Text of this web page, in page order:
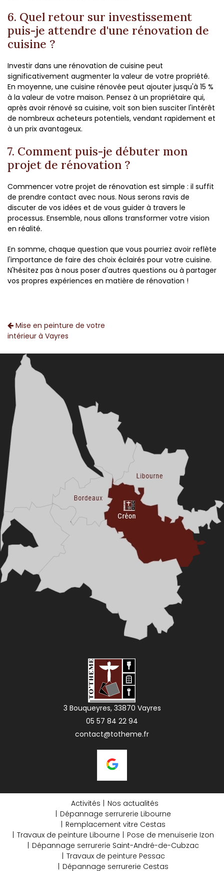
6. Quel retour sur investissement
puis-je attendre d'une rénovation de
cuisine ?
Investir dans une rénovation de cuisine peut
significativement augmenter la valeur de votre propriété.
En moyenne, une cuisine rénovée peut ajouter jusqu'à 15 %
à la valeur de votre maison. Pensez à un propriétaire qui,
après avoir rénové sa cuisine, voit son bien susciter l'intérêt
de nombreux acheteurs potentiels, vendant rapidement et
à un prix avantageux.
7. Comment puis-je débuter mon
projet de rénovation ?
Commencer votre projet de rénovation est simple : il suffit
de prendre contact avec nous. Nous serons ravis de
discuter de vos idées et de vous guider à travers le
processus. Ensemble, nous allons transformer votre vision
en réalité.
En somme, chaque question que vous pourriez avoir reflète
l'importance de faire des choix éclairés pour votre cuisine.
N'hésitez pas à nous poser d'autres questions ou à partager
vos propres expériences en matière de rénovation !
Mise en peinture de votre
intérieur à Vayres
3 Bouqueyres, 33870 Vayres
05 57 84 22 94
contact@totheme.fr
Activités
Nos actualités
Dépannage serrurerie Libourne
Remplacement vitre Cestas
Travaux de peinture Libourne
Pose de menuiserie Izon
Dépannage serrurerie Saint-André-de-Cubzac
Travaux de peinture Pessac
Dépannage serrurerie Cestas